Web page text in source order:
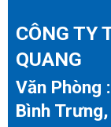
CÔNG TY
QUANG
Văn Phòng
Bình Trưng,